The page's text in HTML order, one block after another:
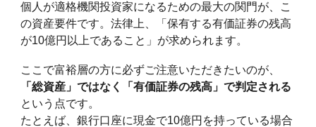
個人が適格機関投資家になるための最大の関門が、こ
の資産要件です。法律上、「保有する有価証券の残高
が10億円以上であること」が求められます。
ここで富裕層の方に必ずご注意いただきたいのが、
「総資産」ではなく「有価証券の残高」で判定される
という点です。
たとえば、銀行口座に現金で10億円を持っている場合